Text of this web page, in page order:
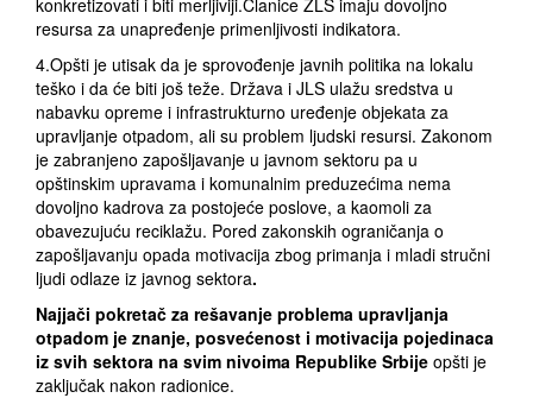
resursa za unapređenje primenljivosti indikatora.
4.Opšti je utisak da je sprovođenje javnih politika na lokalu
teško i da će biti još teže. Država i JLS ulažu sredstva u
nabavku opreme i infrastrukturno uređenje objekata za
upravljanje otpadom, ali su problem ljudski resursi. Zakonom
je zabranjeno zapošljavanje u javnom sektoru pa u
opštinskim upravama i komunalnim preduzećima nema
dovoljno kadrova za postojeće poslove, a kaomoli za
obavezujuću reciklažu. Pored zakonskih ograničanja o
zapošljavanju opada motivacija zbog primanja i mladi stručni
ljudi odlaze iz javnog sektora.
Najjači pokretač za rešavanje problema upravljanja
otpadom je znanje, posvećenost i motivacija pojedinaca
iz svih sektora na svim nivoima Republike Srbije opšti je
zaključak nakon radionice.